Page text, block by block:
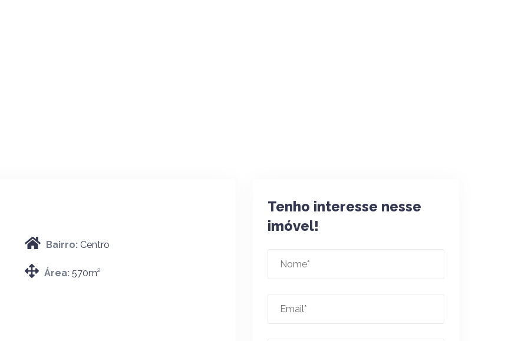
Bairro: Centro
Área: 570m²
Tenho interesse nesse
imóvel!